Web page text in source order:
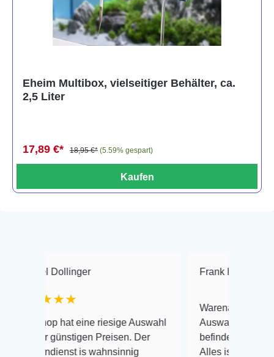
Eheim Multibox, vielseitiger Behälter, ca.
2,5 Liter
17,89 €* 18,95 €* (5.59% gespart)
Kaufen
hat eine riesige Auswahl
Preisen. Der
is wahnsinnig
Frank Hackmayer
Warenanlieferung Top und
Auswahl plus
befinden der Fische
Alles ist quick lebendig und